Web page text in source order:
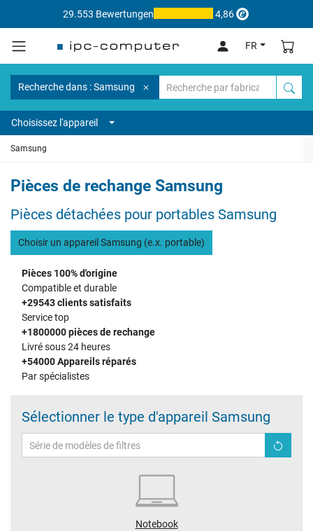
29.553 Bewertungen 4,86
FR
Recherche dans : Samsung
Choisissez l'appareil
Samsung
Pièces de rechange Samsung
Pièces détachées pour portables Samsung
Choisir un appareil Samsung (e.x. portable)
Pièces 100% d'origine
Compatible et durable
+29543 clients satisfaits
Service top
+1800000 pièces de rechange
Livré sous 24 heures
+54000 Appareils réparés
Par spécialistes
Sélectionner le type d'appareil Samsung
Notebook